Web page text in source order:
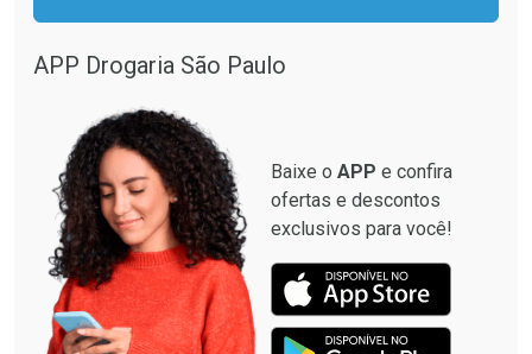
APP Drogaria São Paulo
Baixe o APP e confira
ofertas e descontos
exclusivos para você!